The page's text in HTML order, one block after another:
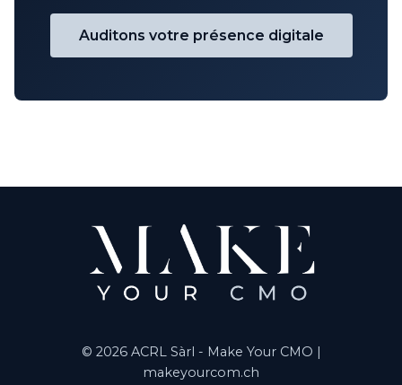
Auditons votre présence digitale
© 2026 ACRL Sàrl - Make Your CMO |
makeyourcom.ch